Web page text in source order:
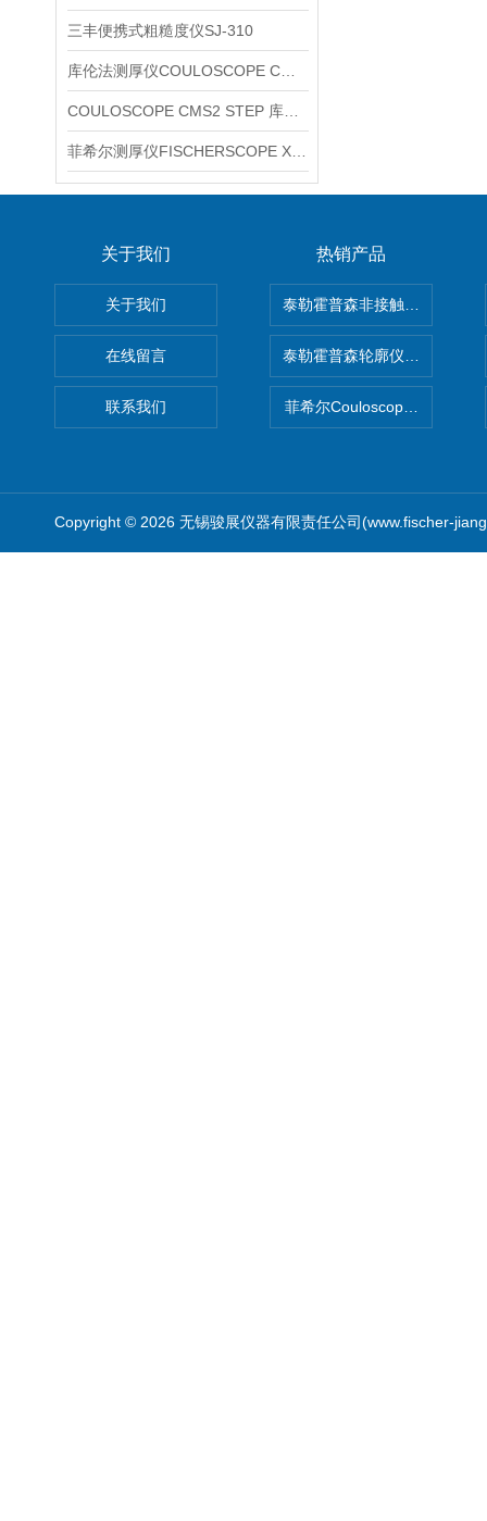
三丰便携式粗糙度仪SJ-310
关于我们
关于我们
在线留言
联系我们
热销产品
泰勒霍普森非接触式轮廓仪
泰勒霍普森轮廓仪|TAYLOR
菲希尔Couloscope CMS2电
Copyright © 2026 无锡骏展仪器有限责任公司(www.fischer-